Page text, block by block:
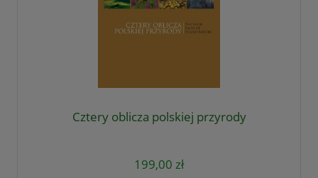
Cztery oblicza polskiej przyrody
199,00 zł